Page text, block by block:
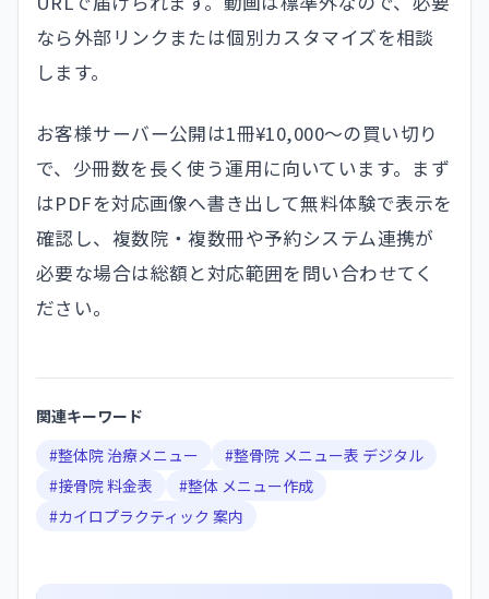
なら外部リンクまたは個別カスタマイズを相談
します。
お客様サーバー公開は1冊¥10,000〜の買い切り
で、少冊数を長く使う運用に向いています。まず
はPDFを対応画像へ書き出して無料体験で表示を
確認し、複数院・複数冊や予約システム連携が
必要な場合は総額と対応範囲を問い合わせてく
ださい。
関連キーワード
#整体院 治療メニュー #整骨院 メニュー表 デジタル
#接骨院 料金表 #整体 メニュー作成
#カイロプラクティック 案内